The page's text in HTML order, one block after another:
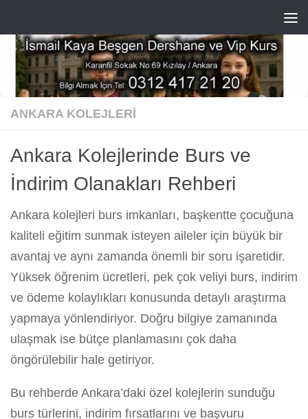
ANKARA KOLEJLERI
Ankara Kolejlerinde Burs ve
İndirim Olanakları Rehberi
Ankara kolejleri burs imkanları, başkentte çocuğuna
kaliteli eğitim sunmak isteyen aileler için büyük bir
avantaj ve aynı zamanda önemli bir soru işaretidir.
Yüksek öğrenim ücretleri, pek çok veliyi burs, indirim
ve ödeme kolaylıkları konusunda detaylı araştırma
yapmaya yönlendiriyor. Doğru bilgiye zamanında
ulaşmak ise bütçe planlamasını çok daha
öngörülebilir hale getiriyor.
Bu rehberde Ankara’daki özel kolejlerin sunduğu
burs türlerini, indirim fırsatlarını ve başvuru